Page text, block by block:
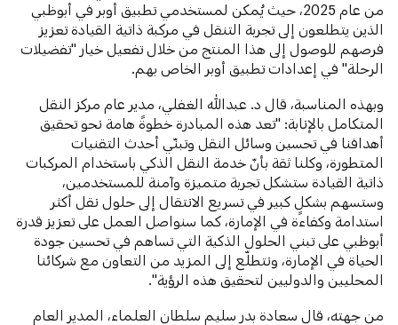
من عام 2025، حيث يُمكن لمستخدمي تطبيق أوبر في أبوظبي
الذين يتطلعون إلى تجربة التنقل في مركبة ذاتية القيادة تعزيز
فرصهم للوصول إلى هذا المنتج من خلال تفعيل خيار "تفضيلات
الرحلة" في إعدادات تطبيق أوبر الخاص بهم.
وبهذه المناسبة، قال د. عبدالله الغفلي، مدير عام مركز النقل
المتكامل بالإنابة: "تعد هذه المبادرة خطوةً هامة نحو تحقيق
أهدافنا في تحسين وسائل النقل وتبنّي أحدث التقنيات
المتطورة، وكلنا ثقة بأنّ خدمة النقل الذكي باستخدام المركبات
ذاتية القيادة ستشكل تجربة متميزة وآمنة للمستخدمين،
وستسهم بشكلٍ كبير في تسريع الانتقال إلى حلول نقل أكثر
استدامة وكفاءة في الإمارة، كما سنواصل العمل على تعزيز قدرة
أبوظبي على تبني الحلول الذكية التي تساهم في تحسين جودة
الحياة في الإمارة، ونتطلّع إلى المزيد من التعاون مع شركائنا
المحليين والدوليين لتحقيق هذه الرؤية".
من جهته، قال سعادة بدر سليم سلطان العلماء، المدير العام